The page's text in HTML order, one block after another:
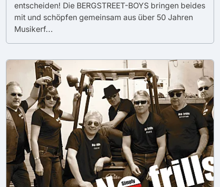
entscheiden! Die BERGSTREET-BOYS bringen beides
mit und schöpfen gemeinsam aus über 50 Jahren
Musikerf...